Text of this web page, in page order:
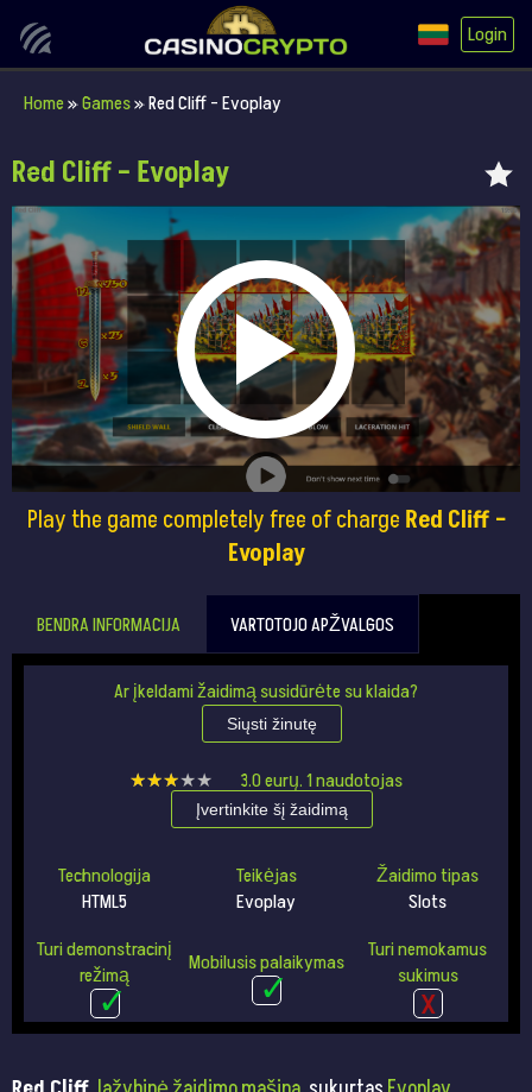
Login
Home»Games»Red Cliff – Evoplay
Red Cliff – Evoplay
Play the game completely free of charge Red Cliff –
Evoplay
BENDRA INFORMACIJA VARTOTOJO APŽVALGOS
Ar įkeldami žaidimą susidūrėte su klaida?
Siųsti žinutę
★★★★★
★★★★★ 3.0eurų.1naudotojas
Įvertinkite šį žaidimą
Technologija
HTML5
Teikėjas
Evoplay
Žaidimo tipas
Slots
Turi demonstracinį
režimą
Mobilusis palaikymas
Turi nemokamus
sukimus